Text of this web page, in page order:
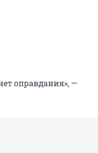
оправдания», —